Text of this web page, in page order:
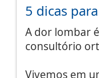
5 dicas
A dor lombar
consultório
Vivemos em